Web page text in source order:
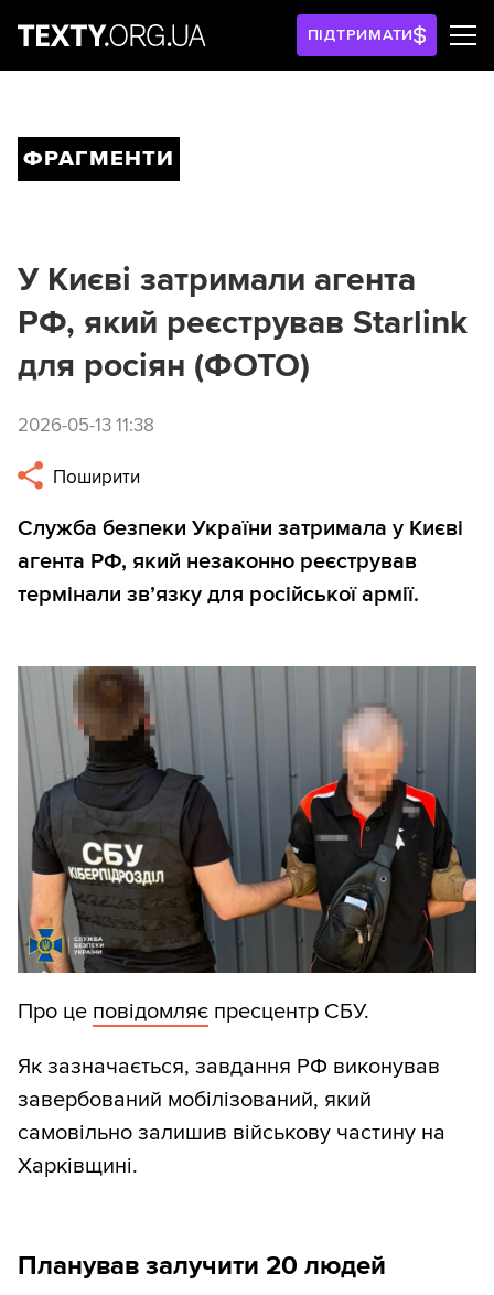
ПІДТРИМАТИ
ФРАГМЕНТИ
У Києві затримали агента
РФ, який реєстрував Starlink
для росіян (ФОТО)
2026-05-13 11:38
Поширити
Служба безпеки України затримала у Києві
агента РФ, який незаконно реєстрував
термінали зв’язку для російської армії.
Про це повідомляє пресцентр СБУ.
Як зазначається, завдання РФ виконував
завербований мобілізований, який
самовільно залишив військову частину на
Харківщині.
Планував залучити 20 людей